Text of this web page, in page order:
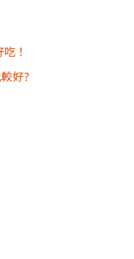
！
好?